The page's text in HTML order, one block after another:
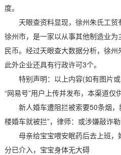
度。
天眼查资料显现，徐州朱氏工贸
徐州市，是一家以从事其他制造业
民币。经过天眼查大数据分析，徐州
此外企业还具有行政许可3个。
特别声明：以上内容(如有图片或
“网易号”用户上传并发布，本渠道仅
新人婚车遭阻拦被索要50条烟，
楼婚车就被拦”，律师：或涉嫌敲诈
母亲给宝宝喂安眠药后去上班，
分已介入，宝宝身体无大碍